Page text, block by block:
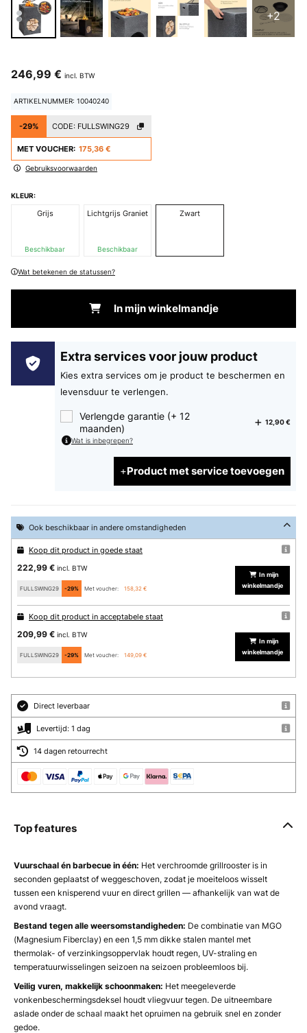
+2
246,99 € incl. BTW
ARTIKELNUMMER: 10040240
-29% CODE: FULLSWING29
MET VOUCHER: 175,36 €
Gebruiksvoorwaarden
KLEUR:
Grijs
Beschikbaar
Lichtgrijs Graniet
Beschikbaar
Zwart
Wat betekenen de statussen?
In mijn winkelmandje
Extra services voor jouw product
Kies extra services om je product te beschermen en
levensduur te verlengen.
Verlengde garantie (+ 12
maanden)
12,90 €
Wat is inbegrepen?
Product met service toevoegen
Ook beschikbaar in andere omstandigheden
Koop dit product in goede staat
222,99 € incl. BTW
FULLSWING29 -29% Met voucher: 158,32 €
In mijn
winkelmandje
Koop dit product in acceptabele staat
209,99 € incl. BTW
FULLSWING29 -29% Met voucher: 149,09 €
In mijn
winkelmandje
Direct leverbaar
Levertijd: 1 dag
14 dagen retourrecht
Top features
Vuurschaal én barbecue in één: Het verchroomde grillrooster is in
seconden geplaatst of weggeschoven, zodat je moeiteloos wisselt
tussen een knisperend vuur en direct grillen — afhankelijk van wat de
avond vraagt.
Bestand tegen alle weersomstandigheden: De combinatie van MGO
(Magnesium Fiberclay) en een 1,5 mm dikke stalen mantel met
thermolak- of verzinkingsoppervlak houdt regen, UV-straling en
temperatuurwisselingen seizoen na seizoen probleemloos bij.
Veilig vuren, makkelijk schoonmaken: Het meegeleverde
vonkenbeschermingsdeksel houdt vliegvuur tegen. De uitneembare
aslade onder de schaal maakt het opruimen na gebruik snel en zonder
gedoe.